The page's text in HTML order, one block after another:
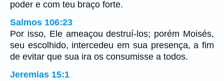
poder e com teu braço forte.
Salmos 106:23
Por isso, Ele ameaçou destruí-los; porém Moisés,
seu escolhido, intercedeu em sua presença, a fim
de evitar que sua ira os consumisse a todos.
Jeremias 15:1